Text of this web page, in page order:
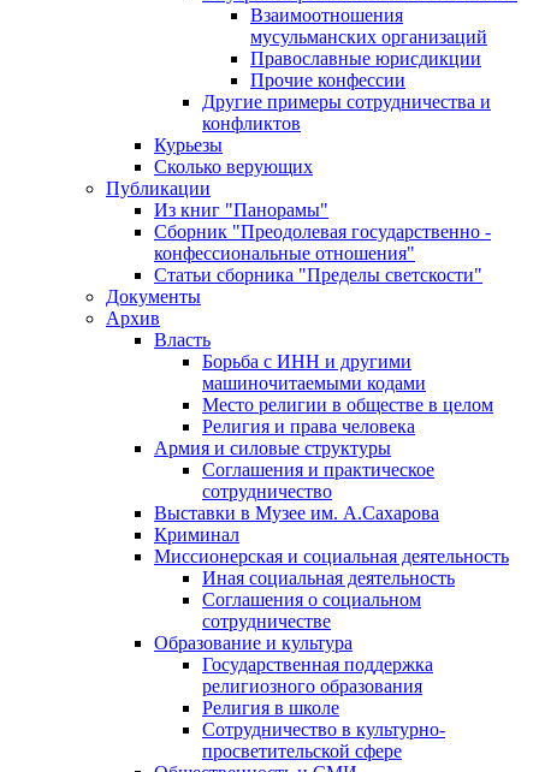
Взаимоотношения
мусульманских организаций
Православные юрисдикции
Прочие конфессии
Другие примеры сотрудничества и
конфликтов
Курьезы
Сколько верующих
Публикации
Из книг "Панорамы"
Сборник "Преодолевая государственно -
конфессиональные отношения"
Статьи сборника "Пределы светскости"
Документы
Архив
Власть
Борьба с ИНН и другими
машиночитаемыми кодами
Место религии в обществе в целом
Религия и права человека
Армия и силовые структуры
Соглашения и практическое
сотрудничество
Выставки в Музее им. А.Сахарова
Криминал
Миссионерская и социальная деятельность
Иная социальная деятельность
Соглашения о социальном
сотрудничестве
Образование и культура
Государственная поддержка
религиозного образования
Религия в школе
Сотрудничество в культурно-
просветительской сфере